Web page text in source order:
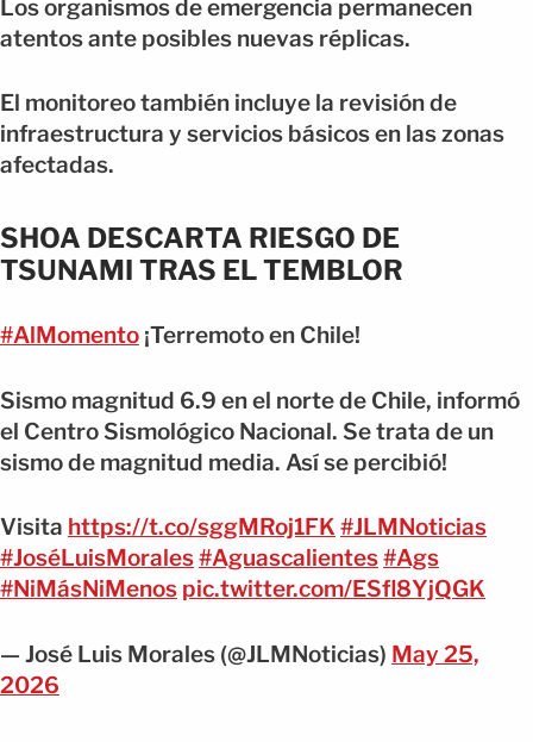
Los organismos de emergencia permanecen
atentos ante posibles nuevas réplicas.
El monitoreo también incluye la revisión de
infraestructura y servicios básicos en las zonas
afectadas.
SHOA DESCARTA RIESGO DE
TSUNAMI TRAS EL TEMBLOR
#AlMomento ¡Terremoto en Chile!
Sismo magnitud 6.9 en el norte de Chile, informó
el Centro Sismológico Nacional. Se trata de un
sismo de magnitud media. Así se percibió!
Visita https://t.co/sggMRoj1FK #JLMNoticias
#JoséLuisMorales#Aguascalientes#Ags
#NiMásNiMenos pic.twitter.com/ESfl8YjQGK
— José Luis Morales (@JLMNoticias) May 25,
2026